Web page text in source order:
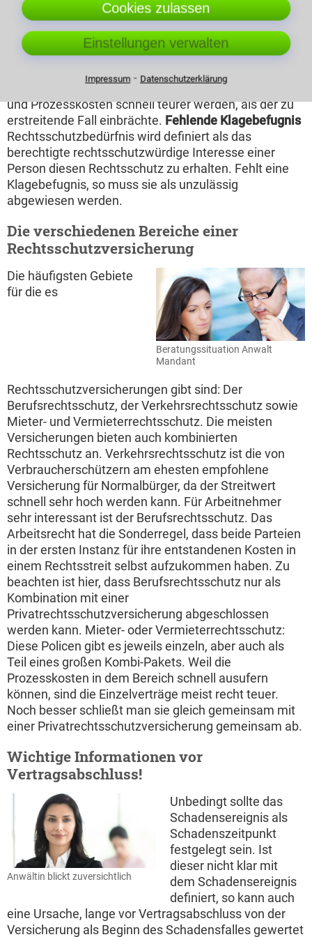
des Kontrahenten bekannt sind. Der
Insolvenzverwalter des Gegners wird durch das
zuständige Gericht bestimmt. Ihm kann man nun
seine offenen Forderungen melden, in der Hoffnung
einen Teil rückerstattet zu bekommen.
Ist der Streitwert sehr niedrig, so würden die Anwalts-
und Prozesskosten schnell teurer werden, als der zu
erstreitende Fall einbrächte. Fehlende Klagebefugnis
Rechtsschutzbedürfnis wird definiert als das
berechtigte rechtsschutzwürdige Interesse einer
Person diesen Rechtsschutz zu erhalten. Fehlt eine
Klagebefugnis, so muss sie als unzulässig
abgewiesen werden.
Die verschiedenen Bereiche einer
Rechtsschutzversicherung
Beratungssituation Anwalt
Mandant
Die häufigsten Gebiete
für die es
Rechtsschutzversicherungen gibt sind: Der
Berufsrechtsschutz, der Verkehrsrechtsschutz sowie
Mieter- und Vermieterrechtsschutz. Die meisten
Versicherungen bieten auch kombinierten
Rechtsschutz an. Verkehrsrechtsschutz ist die von
Verbraucherschützern am ehesten empfohlene
Versicherung für Normalbürger, da der Streitwert
schnell sehr hoch werden kann. Für Arbeitnehmer
sehr interessant ist der Berufsrechtsschutz. Das
Arbeitsrecht hat die Sonderregel, dass beide Parteien
in der ersten Instanz für ihre entstandenen Kosten in
einem Rechtsstreit selbst aufzukommen haben. Zu
beachten ist hier, dass Berufsrechtsschutz nur als
Kombination mit einer
Privatrechtsschutzversicherung abgeschlossen
werden kann. Mieter- oder Vermieterrechtsschutz:
Diese Policen gibt es jeweils einzeln, aber auch als
Teil eines großen Kombi-Pakets. Weil die
Prozesskosten in dem Bereich schnell ausufern
können, sind die Einzelverträge meist recht teuer.
Noch besser schließt man sie gleich gemeinsam mit
einer Privatrechtsschutzversicherung gemeinsam ab.
Wichtige Informationen vor
Vertragsabschluss!
Anwältin blickt zuversichtlich
Unbedingt sollte das
Schadensereignis als
Schadenszeitpunkt
festgelegt sein. Ist
dieser nicht klar mit
dem Schadensereignis
definiert, so kann auch
eine Ursache, lange vor Vertragsabschluss von der
Versicherung als Beginn des Schadensfalles gewertet
Cookies zulassen
Einstellungen verwalten
Impressum⁃ Datenschutzerklärung